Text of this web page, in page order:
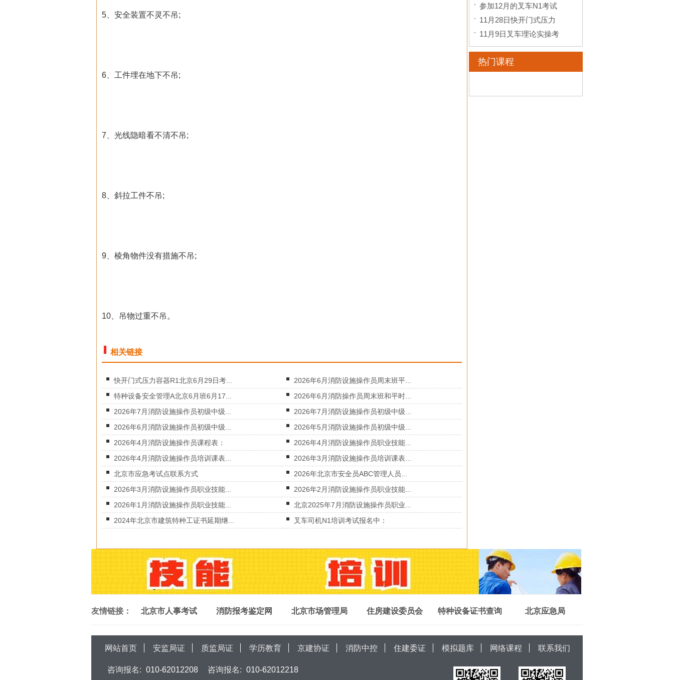
参加12月的叉车N1考试
11月28日快开门式压力
11月9日叉车理论实操考
热门课程
5、安全装置不灵不吊;
6、工件埋在地下不吊;
7、光线隐暗看不清不吊;
8、斜拉工件不吊;
9、棱角物件没有措施不吊;
10、吊物过重不吊。
相关链接
快开门式压力容器R1北京6月29日考...
2026年6月消防设施操作员周末班平...
特种设备安全管理A北京6月班6月17...
2026年6月消防操作员周末班和平时...
2026年7月消防设施操作员初级中级...
2026年7月消防设施操作员初级中级...
2026年6月消防设施操作员初级中级...
2026年5月消防设施操作员初级中级...
2026年4月消防设施操作员课程表：
2026年4月消防设施操作员职业技能...
2026年4月消防设施操作员培训课表...
2026年3月消防设施操作员培训课表...
北京市应急考试点联系方式
2026年北京市安全员ABC管理人员...
2026年3月消防设施操作员职业技能...
2026年2月消防设施操作员职业技能...
2026年1月消防设施操作员职业技能...
北京2025年7月消防设施操作员职业...
2024年北京市建筑特种工证书延期继...
叉车司机N1培训考试报名中：
友情链接： 北京市人事考试 消防报考鉴定网 北京市场管理局 住房建设委员会 特种设备证书查询 北京应急局
网站首页 安监局证 质监局证 学历教育 京建协证 消防中控 住建委证 模拟题库 网络课程 联系我们
咨询报名: 010-62012208 咨询报名: 010-62012218